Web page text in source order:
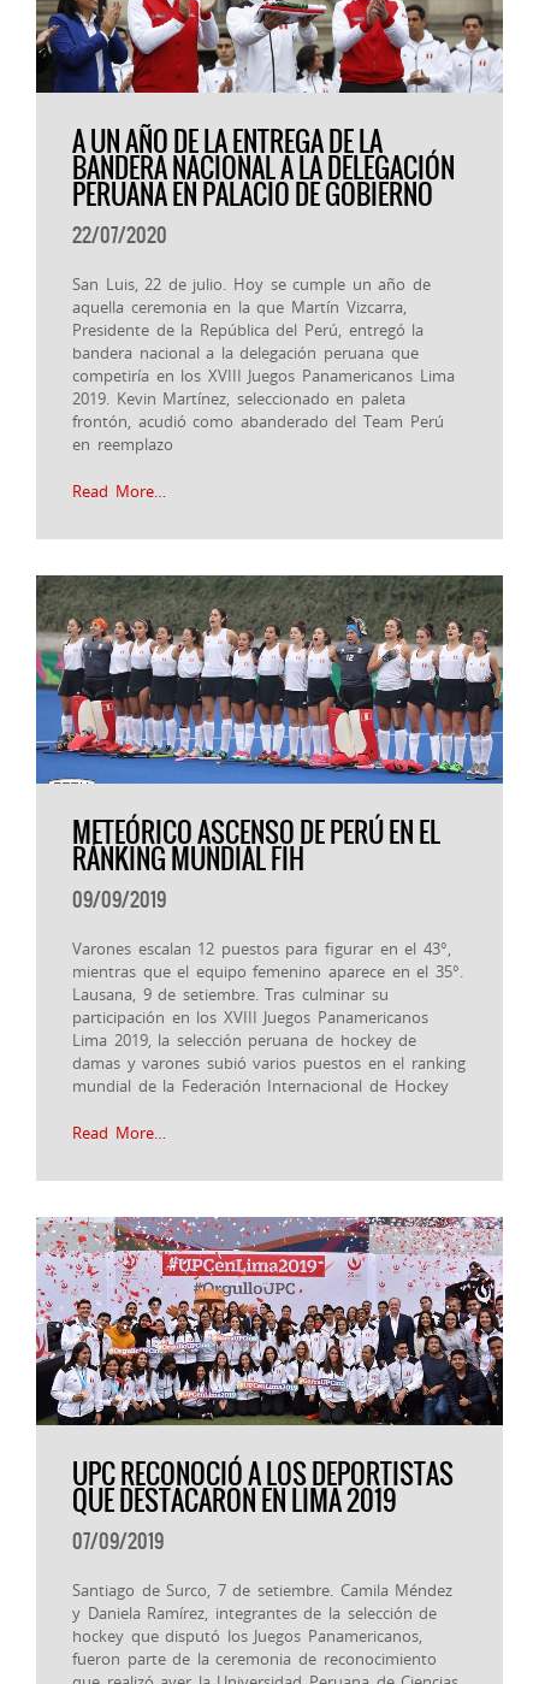
A UN AÑO DE LA ENTREGA DE LA
BANDERA NACIONAL A LA DELEGACIÓN
PERUANA EN PALACIO DE GOBIERNO
22/07/2020
San Luis, 22 de julio. Hoy se cumple un año de
aquella ceremonia en la que Martín Vizcarra,
Presidente de la República del Perú, entregó la
bandera nacional a la delegación peruana que
competiría en los XVIII Juegos Panamericanos Lima
2019. Kevin Martínez, seleccionado en paleta
frontón, acudió como abanderado del Team Perú
en reemplazo
Read More…
METEÓRICO ASCENSO DE PERÚ EN EL
RÁNKING MUNDIAL FIH
09/09/2019
Varones escalan 12 puestos para figurar en el 43°,
mientras que el equipo femenino aparece en el 35°.
Lausana, 9 de setiembre. Tras culminar su
participación en los XVIII Juegos Panamericanos
Lima 2019, la selección peruana de hockey de
damas y varones subió varios puestos en el ranking
mundial de la Federación Internacional de Hockey
Read More…
UPC RECONOCIÓ A LOS DEPORTISTAS
QUE DESTACARON EN LIMA 2019
07/09/2019
Santiago de Surco, 7 de setiembre. Camila Méndez
y Daniela Ramírez, integrantes de la selección de
hockey que disputó los Juegos Panamericanos,
fueron parte de la ceremonia de reconocimiento